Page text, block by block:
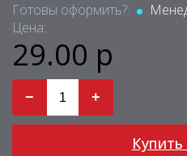
Готовы оформить?:
Цена:
29.00 р
− +
Купить